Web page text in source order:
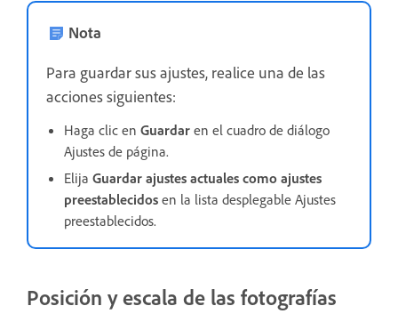
Nota
Para guardar sus ajustes, realice una de las
acciones siguientes:
Haga clic en Guardar en el cuadro de diálogo
Ajustes de página.
Elija Guardar ajustes actuales como ajustes
preestablecidos en la lista desplegable Ajustes
preestablecidos.
Posición y escala de las fotografías